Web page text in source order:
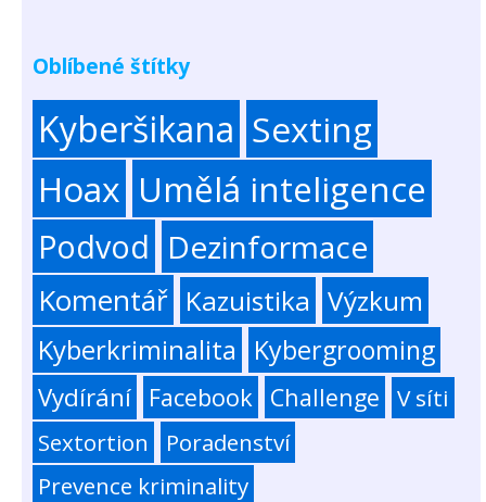
Oblíbené štítky
Kyberšikana Sexting
Hoax Umělá inteligence
Podvod Dezinformace
Komentář Kazuistika Výzkum
Kyberkriminalita Kybergrooming
Vydírání Facebook Challenge
V síti
Sextortion
Poradenství
Prevence kriminality